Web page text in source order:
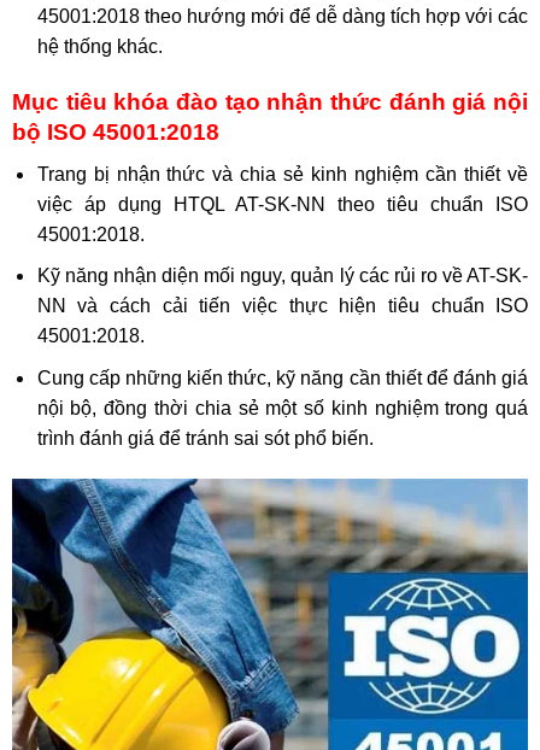
45001:2018 theo hướng mới để dễ dàng tích hợp với các
hệ thống khác.
Mục tiêu khóa đào tạo nhận thức đánh giá nội
bộ ISO 45001:2018
Trang bị nhận thức và chia sẻ kinh nghiệm cần thiết về
việc áp dụng HTQL AT-SK-NN theo tiêu chuẩn ISO
45001:2018.
Kỹ năng nhận diện mối nguy, quản lý các rủi ro về AT-SK-
NN và cách cải tiến việc thực hiện tiêu chuẩn ISO
45001:2018.
Cung cấp những kiến thức, kỹ năng cần thiết để đánh giá
nội bộ, đồng thời chia sẻ một số kinh nghiệm trong quá
trình đánh giá để tránh sai sót phổ biến.